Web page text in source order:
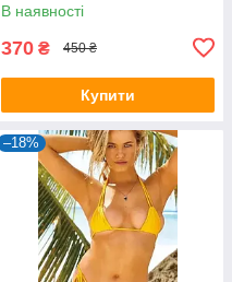
В наявності
370 ₴ 450 ₴
Купити
–18%